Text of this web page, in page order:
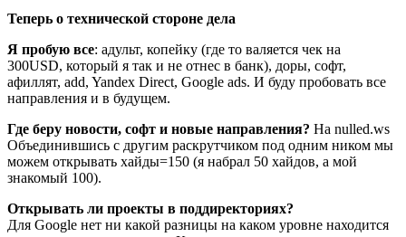
Теперь о технической стороне дела
Я пробую все: адульт, копейку (где то валяется чек на
300USD, который я так и не отнес в банк), доры, софт,
афиллят, add, Yandex Direct, Google ads. И буду пробовать все
направления и в будущем.
Где беру новости, софт и новые направления? На nulled.ws
Объединившись с другим раскрутчиком под одним ником мы
можем открывать хайды=150 (я набрал 50 хайдов, а мой
знакомый 100).
Открывать ли проекты в поддиректориях?
Для Google нет ни какой разницы на каком уровне находится